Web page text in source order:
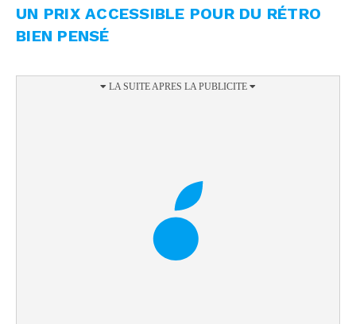
UN PRIX ACCESSIBLE POUR DU RÉTRO
BIEN PENSÉ